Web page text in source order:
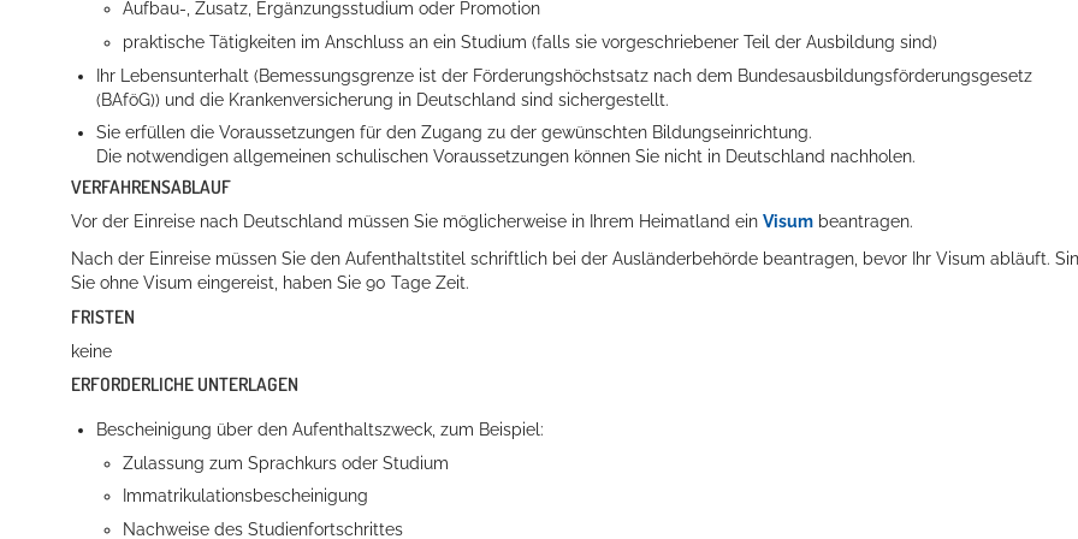
Aufbau-, Zusatz, Ergänzungsstudium oder Promotion
praktische Tätigkeiten im Anschluss an ein Studium (falls sie vorgeschriebener Teil der Ausbildung sind)
Ihr Lebensunterhalt(Bemessungsgrenze ist der Förderungshöchstsatz nach dem Bundesausbildungsförderungsgesetz
(BAföG)) und die Krankenversicherung in Deutschland sind sichergestellt.
Sie erfüllen die Voraussetzungen für den Zugang zu der gewünschten Bildungseinrichtung.
Die notwendigen allgemeinen schulischen Voraussetzungen können Sie nicht in Deutschland nachholen.
VERFAHRENSABLAUF
Vor der Einreise nach Deutschland müssen Sie möglicherweise in Ihrem Heimatland ein Visum beantragen.
Nach der Einreise müssen Sie den Aufenthaltstitel schriftlich bei der Ausländerbehörde beantragen, bevor Ihr Visum abläuft.
Sie ohne Visum eingereist, haben Sie 90 Tage Zeit.
FRISTEN
keine
ERFORDERLICHE UNTERLAGEN
Bescheinigung über den Aufenthaltszweck, zum Beispiel:
Zulassung zum Sprachkurs oder Studium
Immatrikulationsbescheinigung
Nachweise des Studienfortschrittes